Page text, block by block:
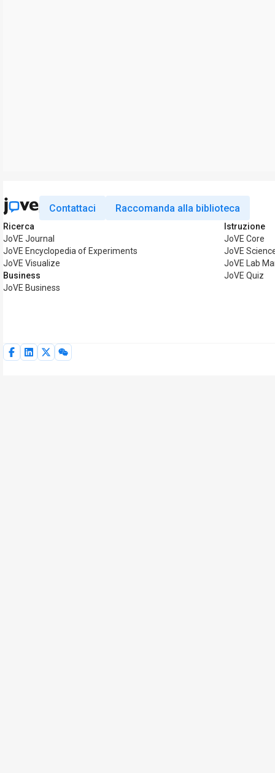
Contattaci Raccomanda alla biblioteca
Ricerca
JoVE Journal
JoVE Encyclopedia of Experiments
JoVE Visualize
Business
JoVE Business
Istruzione
JoVE Core
JoVE
JoVE Lab
JoVE Quiz